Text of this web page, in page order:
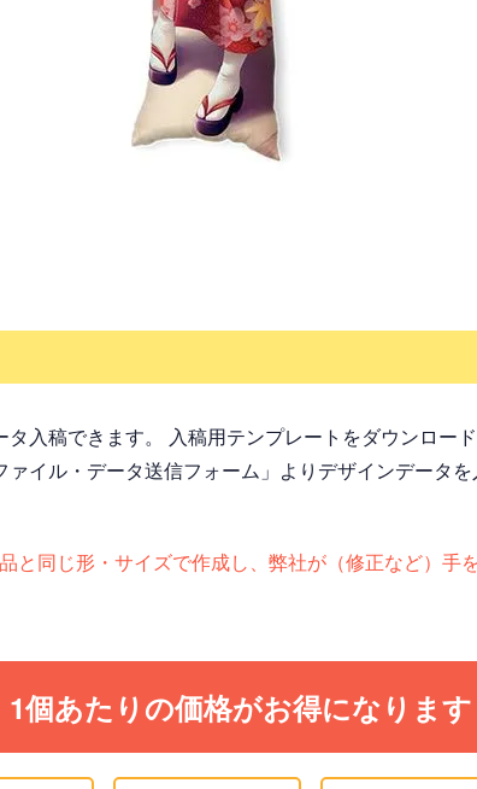
入稿できます。 入稿用テンプレートをダウンロー
イル・データ送信フォーム」よりデザインデータ
と同じ形・サイズで作成し、弊社が（修正など）
個あたりの価格がお得になりま